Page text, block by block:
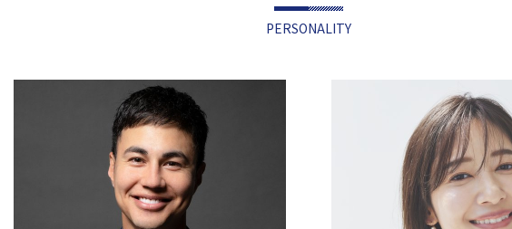
PERSONALITY